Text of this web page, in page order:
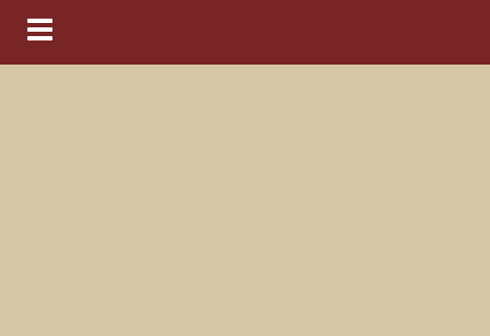
Navigation ein-/ausblenden